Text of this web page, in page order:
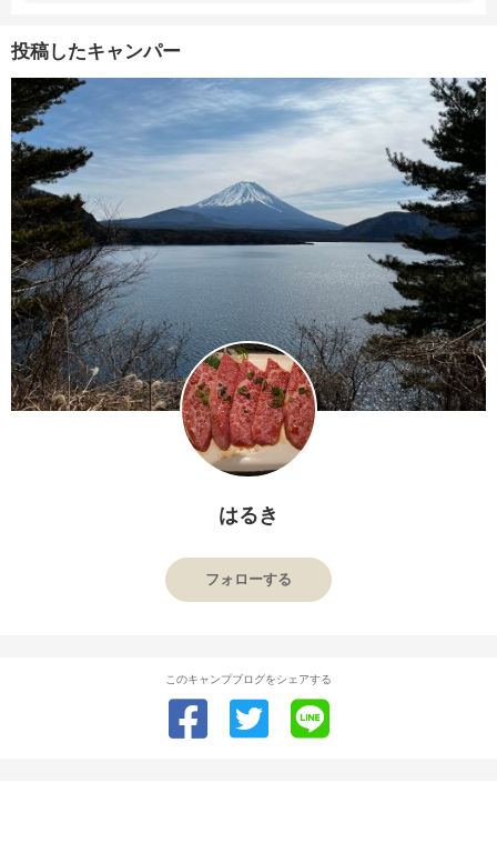
投稿したキャンパー
はるき
フォローする
このキャンプブログをシェアする